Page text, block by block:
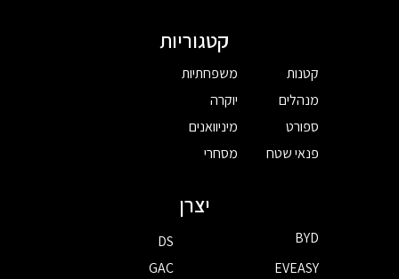
קטגוריות
קטנות
מנהלים
ספורט
פנאי שטח
משפחתיות
יוקרה
מיניוואנים
מסחרי
יצרן
BYD
DS
EVEASY
GAC